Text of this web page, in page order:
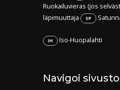
Ruokailuvieras (jos
läpimuuttaja
SP
IH Iso-Huopalahti
Navigoi